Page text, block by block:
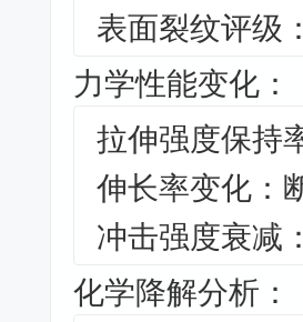
表面裂纹评级
力学性能变化：
拉伸强度保持
伸长率变化：
冲击强度衰减
化学降解分析：